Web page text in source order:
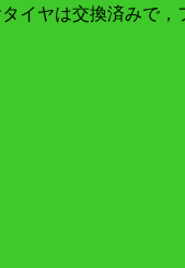
イヤは交換済みで，